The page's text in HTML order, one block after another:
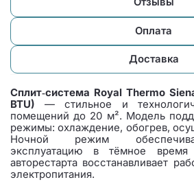
Оплата
Доставка
Сплит‑система Royal Thermo
BTU) — стильное и
помещений до 20 м². Модель
режимы: охлаждение, обогрев,
Ночной режим
эксплуатацию в тёмное
авторестарта восстанавливает
электропитания.